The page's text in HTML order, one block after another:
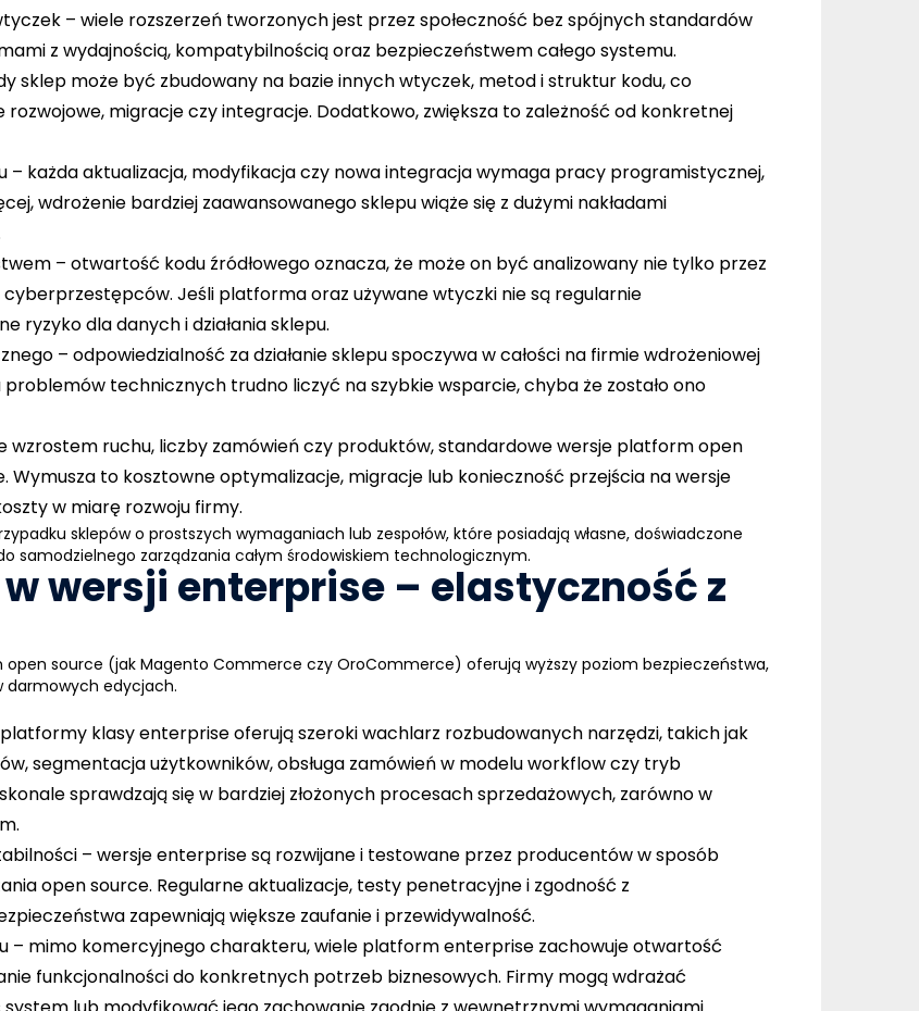
– wiele rozszerzeń tworzonych jest przez społeczność bez spójnych standardów
z wydajnością, kompatybilnością oraz bezpieczeństwem całego systemu.
sklep może być zbudowany na bazie innych wtyczek, metod i struktur kodu, co
migracje czy integracje. Dodatkowo, zwiększa to zależność od konkretnej
– każda aktualizacja, modyfikacja czy nowa integracja wymaga pracy programistycznej,
wdrożenie bardziej zaawansowanego sklepu wiąże się z dużymi nakładami
– otwartość kodu źródłowego oznacza, że może on być analizowany nie tylko przez
Jeśli platforma oraz używane wtyczki nie są regularnie
ryzyko dla danych i działania sklepu.
– odpowiedzialność za działanie sklepu spoczywa w całości na firmie wdrożeniowej
problemów technicznych trudno liczyć na szybkie wsparcie, chyba że zostało ono
wzrostem ruchu, liczby zamówień czy produktów, standardowe wersje platform open
to kosztowne optymalizacje, migracje lub konieczność przejścia na wersje
w miarę rozwoju firmy.
sklepów o prostszych wymaganiach lub zespołów, które posiadają własne, doświadczone
samodzielnego zarządzania całym środowiskiem technologicznym.
w wersji enterprise – elastyczność z
source (jak Magento Commerce czy OroCommerce) oferują wyższy poziom bezpieczeństwa,
darmowych edycjach.
klasy enterprise oferują szeroki wachlarz rozbudowanych narzędzi, takich jak
segmentacja użytkowników, obsługa zamówień w modelu workflow czy tryb
sprawdzają się w bardziej złożonych procesach sprzedażowych, zarówno w
– wersje enterprise są rozwijane i testowane przez producentów w sposób
open source. Regularne aktualizacje, testy penetracyjne i zgodność z
zapewniają większe zaufanie i przewidywalność.
– mimo komercyjnego charakteru, wiele platform enterprise zachowuje otwartość
funkcjonalności do konkretnych potrzeb biznesowych. Firmy mogą wdrażać